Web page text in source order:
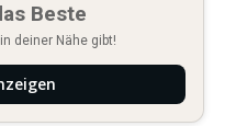
Beste
deiner Nähe gibt!